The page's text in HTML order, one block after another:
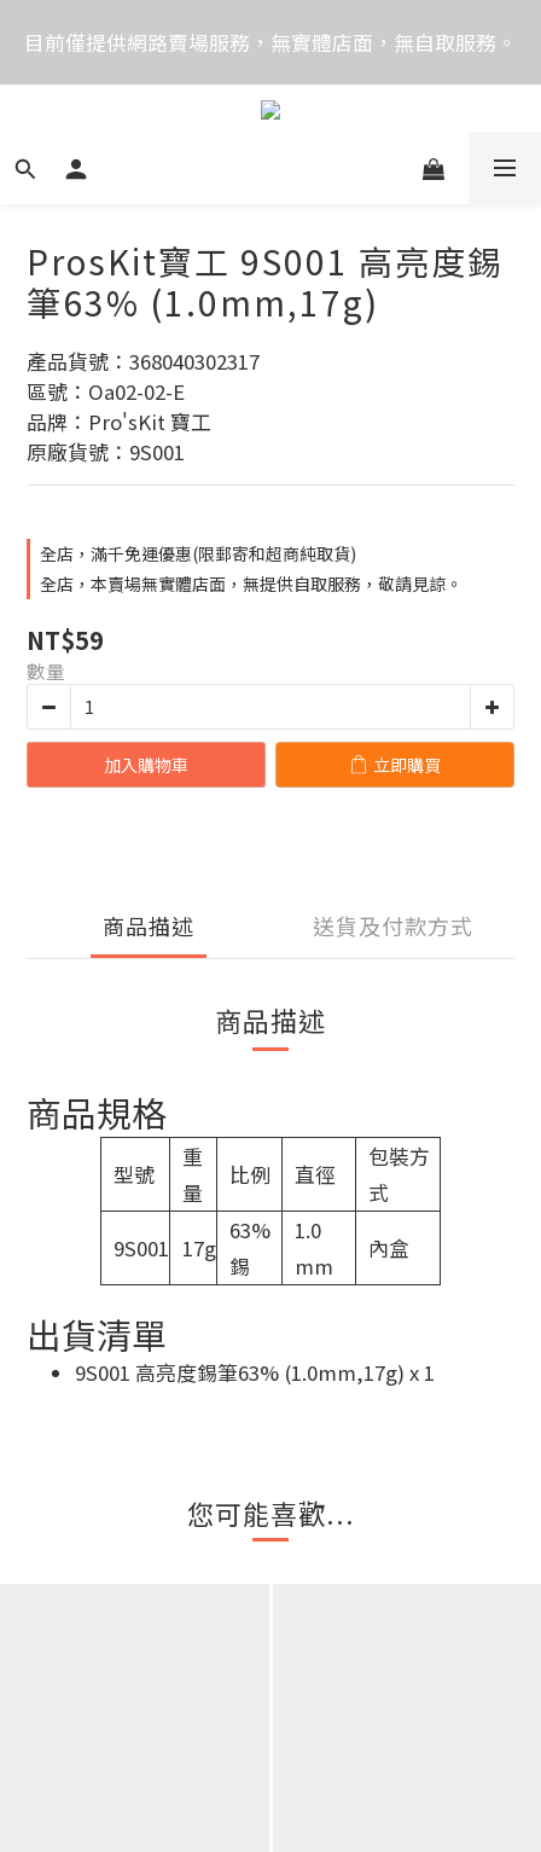
價格均含稅，下單享優惠！歡迎大量採購，由專人提供
專案報價。
目前僅提供網路賣場服務，無實體店面，無自取服務。
目前電話系統異常，暫時無法正常接聽來電，請改播
ProsKit寶工 9S001 高亮度錫
筆63% (1.0mm,17g)
產品貨號：368040302317
區號：Oa02-02-E
品牌：Pro'sKit 寶工
原廠貨號：9S001
全店，滿千免運優惠(限郵寄和超商純取貨)
全店，本賣場無實體店面，無提供自取服務，敬請見諒。
NT$59
數量
加入購物車 立即購買
商品描述 送貨及付款方式
商品描述
商品規格
型號
重
量
比例 直徑
包裝方
式
9S001 17g
63%
錫
1.0
mm
內盒
出貨清單
9S001 高亮度錫筆63% (1.0mm,17g) x 1
您可能喜歡...